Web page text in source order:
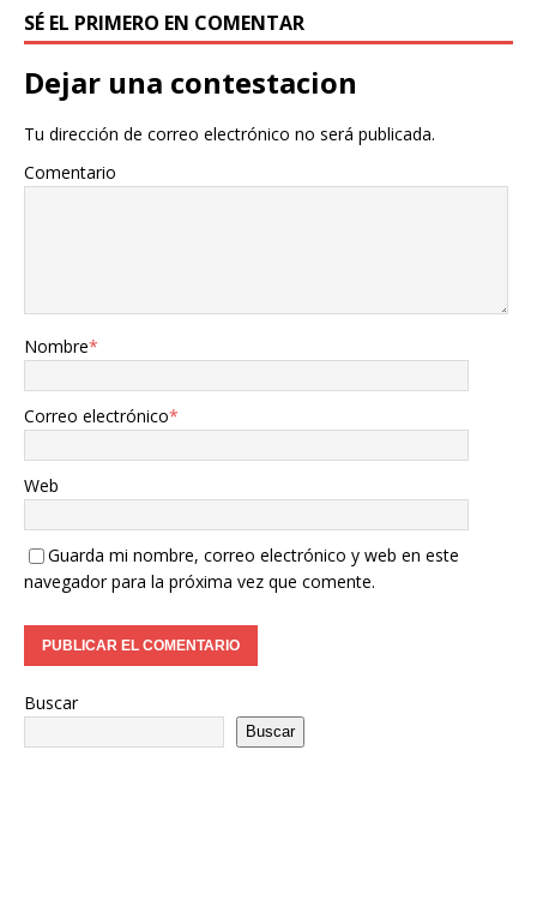
SÉ EL PRIMERO EN COMENTAR
Dejar una contestacion
Tu dirección de correo electrónico no será publicada.
Comentario
Nombre*
Correo electrónico*
Web
Guarda mi nombre, correo electrónico y web en este
navegador para la próxima vez que comente.
Buscar
Buscar